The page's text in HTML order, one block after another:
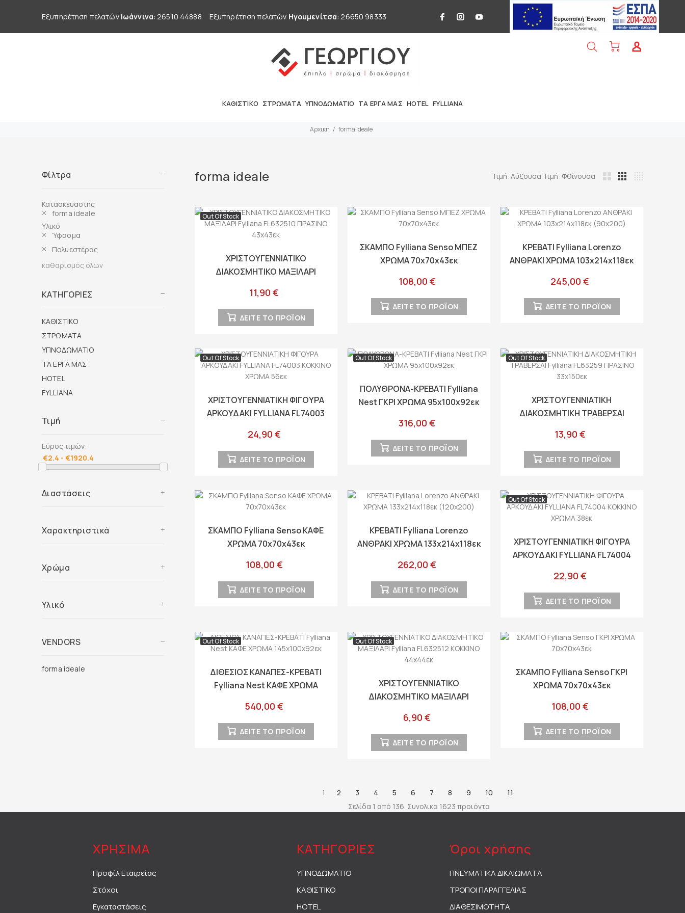
Εξυπηρέτηση πελατών Ιωάννινα: 26510 44888 Εξυπηρέτηση πελατών Ηγουμενίτσα: 26650 98333
ΚΑΘΙΣΤΙΚΟ ΣΤΡΩΜΑΤΑ ΥΠΝΟΔΩΜΑΤΙΟ ΤΑ ΕΡΓΑ ΜΑΣ HOTEL FYLLIANA
Αρχικη forma ideale
Φίλτρα
Κατασκευαστής
forma ideale
Υλικό
Ύφασμα
Πολυεστέρας
καθαρισμός όλων
ΚΑΤΗΓΟΡΙΕΣ
ΚΑΘΙΣΤΙΚΟ
ΣΤΡΩΜΑΤΑ
ΥΠΝΟΔΩΜΑΤΙΟ
ΤΑ ΕΡΓΑ ΜΑΣ
HOTEL
FYLLIANA
Τιμή
Εύρος τιμών:
Διαστάσεις
Χαρακτηριστικά
Χρώμα
Υλικό
VENDORS
forma ideale
forma ideale Τιμή: Αύξουσα Τιμή: Φθίνουσα
Out Of Stock
ΧΡΙΣΤΟΥΓΕΝΝΙΑΤΙΚΟ
ΔΙΑΚΟΣΜΗΤΙΚΟ ΜΑΞΙΛΑΡΙ
43x43εκ
11,90 €
ΔΕΙΤΕ ΤΟ ΠΡΟΪΟΝ
ΣΚΑΜΠΟ Fylliana Senso ΜΠΕΖ
ΧΡΩΜΑ 70x70x43εκ
108,00 €
ΔΕΙΤΕ ΤΟ ΠΡΟΪΟΝ
ΚΡΕΒΑΤΙ Fylliana Lorenzo
ΑΝΘΡΑΚΙ ΧΡΩΜΑ 103x214x118εκ
245,00 €
ΔΕΙΤΕ ΤΟ ΠΡΟΪΟΝ
Out Of Stock
ΧΡΙΣΤΟΥΓΕΝΝΙΑΤΙΚΗ ΦΙΓΟΥΡΑ
ΑΡΚΟΥΔΑΚΙ FYLLIANA FL74003
24,90 €
ΔΕΙΤΕ ΤΟ ΠΡΟΪΟΝ
Out Of Stock
ΠΟΛΥΘΡΟΝΑ-ΚΡΕΒΑΤΙ Fylliana
Nest ΓΚΡΙ ΧΡΩΜΑ 95x100x92εκ
316,00 €
ΔΕΙΤΕ ΤΟ ΠΡΟΪΟΝ
Out Of Stock
ΧΡΙΣΤΟΥΓΕΝΝΙΑΤΙΚΗ
ΔΙΑΚΟΣΜΗΤΙΚΗ ΤΡΑΒΕΡΣΑΙ
33x150εκ
13,90 €
ΔΕΙΤΕ ΤΟ ΠΡΟΪΟΝ
ΣΚΑΜΠΟ Fylliana Senso ΚΑΦΕ
ΧΡΩΜΑ 70x70x43εκ
108,00 €
ΔΕΙΤΕ ΤΟ ΠΡΟΪΟΝ
ΚΡΕΒΑΤΙ Fylliana Lorenzo
ΑΝΘΡΑΚΙ ΧΡΩΜΑ 133x214x118εκ
262,00 €
ΔΕΙΤΕ ΤΟ ΠΡΟΪΟΝ
Out Of Stock
ΧΡΙΣΤΟΥΓΕΝΝΙΑΤΙΚΗ ΦΙΓΟΥΡΑ
ΑΡΚΟΥΔΑΚΙ FYLLIANA FL74004
22,90 €
ΔΕΙΤΕ ΤΟ ΠΡΟΪΟΝ
Out Of Stock
ΔΙΘΕΣΙΟΣ ΚΑΝΑΠΕΣ-ΚΡΕΒΑΤΙ
Fylliana Nest ΚΑΦΕ ΧΡΩΜΑ
540,00 €
ΔΕΙΤΕ ΤΟ ΠΡΟΪΟΝ
Out Of Stock
ΧΡΙΣΤΟΥΓΕΝΝΙΑΤΙΚΟ
ΔΙΑΚΟΣΜΗΤΙΚΟ ΜΑΞΙΛΑΡΙ
44x44εκ
6,90 €
ΔΕΙΤΕ ΤΟ ΠΡΟΪΟΝ
ΣΚΑΜΠΟ Fylliana Senso ΓΚΡΙ
ΧΡΩΜΑ 70x70x43εκ
108,00 €
ΔΕΙΤΕ ΤΟ ΠΡΟΪΟΝ
1 2 3 4 5 6 7 8 9 10
11
Σελίδα 1 από 136. Συνολικα 1623 προιόντα
ΧΡΗΣΙΜΑ
Προφίλ Εταιρείας
Στόχοι
Εγκαταστάσεις
ΚΑΤΗΓΟΡΙΕΣ
ΥΠΝΟΔΩΜΑΤΙΟ
ΚΑΘΙΣΤΙΚΟ
HOTEL
Όροι χρήσης
ΠΝΕΥΜΑΤΙΚΑ ΔΙΚΑΙΩΜΑΤΑ
ΤΡΟΠΟΙ ΠΑΡΑΓΓΕΛΙΑΣ
ΔΙΑΘΕΣΙΜΟΤΗΤΑ